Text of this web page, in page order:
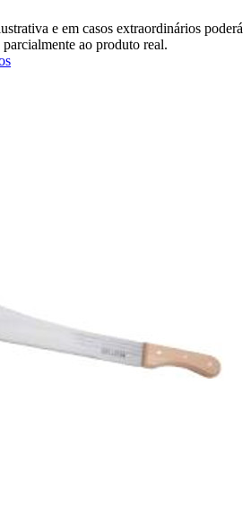
e em casos extraordinários poderá
ao produto real.